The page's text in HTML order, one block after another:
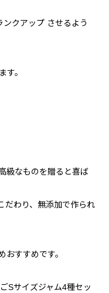
クアップ させるよう
す。
級なものを贈ると喜ば
だわり、無添加で作られ
おすすめです。
Sサイズジャム4種セッ